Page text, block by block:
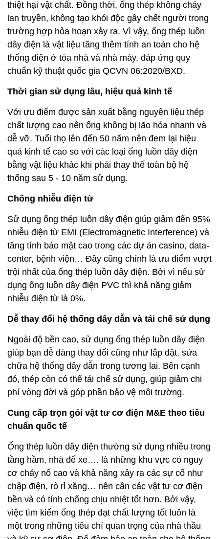
thiệt hại vật chất. Đồng thời, ống thép không cháy
lan truyền, không tạo khói độc gây chết người trong
trường hợp hỏa hoạn xảy ra. Vì vậy, ống thép luồn
dây điện là vật liệu tăng thêm tính an toàn cho hệ
thống điện ở tòa nhà và nhà máy, đáp ứng quy
chuẩn kỹ thuật quốc gia QCVN 06:2020/BXD.
Thời gian sử dụng lâu, hiệu quả kinh tế
Với ưu điểm được sản xuất bằng nguyên liệu thép
chất lượng cao nên ống không bị lão hóa nhanh và
dễ vỡ. Tuổi thọ lên đến 50 năm nên đem lại hiệu
quả kinh tế cao so với các loại ống luồn dây điện
bằng vật liệu khác khi phải thay thế toàn bộ hệ
thống sau 5 - 10 năm sử dụng.
Chống nhiễu điện từ
Sử dụng ống thép luồn dây điện giúp giảm đến 95%
nhiễu điện từ EMI (Electromagnetic Interference) và
tăng tính bảo mật cao trong các dự án casino, data-
center, bệnh viện… Đây cũng chính là ưu điểm vượt
trội nhất của ống thép luồn dây điện. Bởi vì nếu sử
dụng ống luồn dây điện PVC thì khả năng giảm
nhiễu điện từ là 0%.
Dễ thay đổi hệ thống dây dẫn và tái chế sử dụng
Ngoài độ bền cao, sử dụng ống thép luồn dây điện
giúp bạn dễ dàng thay đổi cũng như lắp đặt, sửa
chữa hệ thống dây dẫn trong tương lai. Bên cạnh
đó, thép còn có thể tái chế sử dụng, giúp giảm chi
phí vòng đời và góp phần bảo vệ môi trường.
Cung cấp trọn gói vật tư cơ điện M&E theo tiêu
chuẩn quốc tế
Ống thép luồn dây điện thường sử dụng nhiều trong
tầng hầm, nhà để xe…. là những khu vực có nguy
cơ cháy nổ cao và khả năng xảy ra các sự cố như
chập điện, rò rỉ xăng… nên cần các vật tư cơ điện
bền và có tính chống chịu nhiệt tốt hơn. Bởi vậy,
việc tìm kiếm ống thép đạt chất lượng tốt luôn là
một trong những tiêu chí quan trọng của nhà thầu